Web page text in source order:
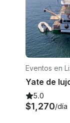
Eventos en
Yate de
5.0
$1,270/día